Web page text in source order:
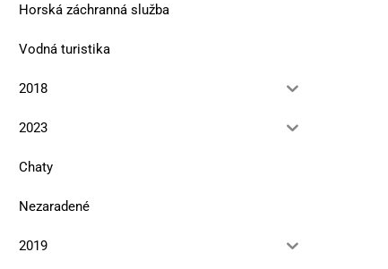
12. januára 2023
Horská záchranná služba
Vodná turistika
2018
2023
Chaty
Nezaradené
2019